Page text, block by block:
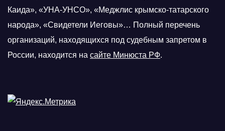
Каида», «УНА-УНСО», «Меджлис крымско-татарского
народа», «Свидетели Иеговы»… Полный перечень
организаций, находящихся под судебным запретом в
России, находится на сайте Минюста РФ.